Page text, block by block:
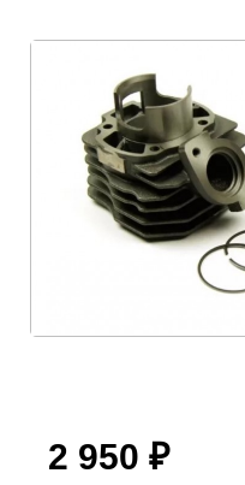
2 950 ₽